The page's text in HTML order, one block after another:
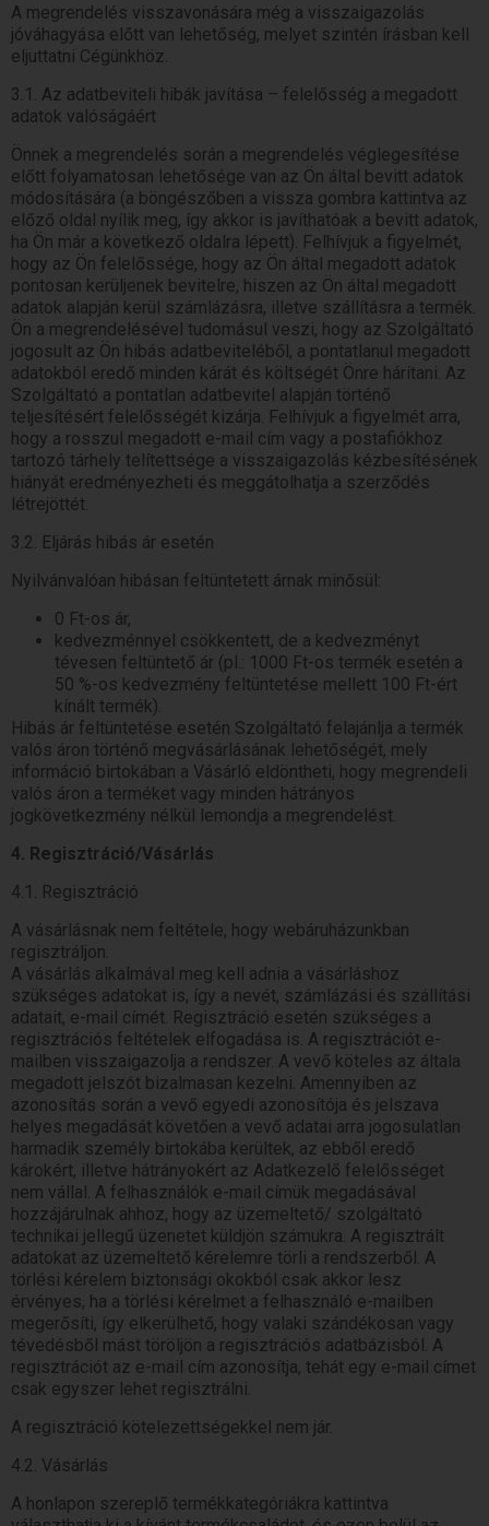
A megrendelés visszavonására még a visszaigazolás
jóváhagyása előtt van lehetőség, melyet szintén írásban kell
eljuttatni Cégünkhöz.
3.1. Az adatbeviteli hibák javítása – felelősség a megadott
adatok valóságáért
Önnek a megrendelés során a megrendelés véglegesítése
előtt folyamatosan lehetősége van az Ön által bevitt adatok
módosítására (a böngészőben a vissza gombra kattintva az
előző oldal nyílik meg, így akkor is javíthatóak a bevitt adatok,
ha Ön már a következő oldalra lépett). Felhívjuk a figyelmét,
hogy az Ön felelőssége, hogy az Ön által megadott adatok
pontosan kerüljenek bevitelre, hiszen az Ön által megadott
adatok alapján kerül számlázásra, illetve szállításra a termék.
Ön a megrendelésével tudomásul veszi, hogy az Szolgáltató
jogosult az Ön hibás adatbeviteléből, a pontatlanul megadott
adatokból eredő minden kárát és költségét Önre hárítani. Az
Szolgáltató a pontatlan adatbevitel alapján történő
teljesítésért felelősségét kizárja. Felhívjuk a figyelmét arra,
hogy a rosszul megadott e-mail cím vagy a postafiókhoz
tartozó tárhely telítettsége a visszaigazolás kézbesítésének
hiányát eredményezheti és meggátolhatja a szerződés
létrejöttét.
3.2. Eljárás hibás ár esetén
Nyilvánvalóan hibásan feltüntetett árnak minősül:
0 Ft-os ár,
kedvezménnyel csökkentett, de a kedvezményt
tévesen feltüntető ár (pl.: 1000 Ft-os termék esetén a
50 %-os kedvezmény feltüntetése mellett 100 Ft-ért
kínált termék).
Hibás ár feltüntetése esetén Szolgáltató felajánlja a termék
valós áron történő megvásárlásának lehetőségét, mely
információ birtokában a Vásárló eldöntheti, hogy megrendeli
valós áron a terméket vagy minden hátrányos
jogkövetkezmény nélkül lemondja a megrendelést.
4. Regisztráció/Vásárlás
4.1. Regisztráció
A vásárlásnak nem feltétele, hogy webáruházunkban
regisztráljon.
A vásárlás alkalmával meg kell adnia a vásárláshoz
szükséges adatokat is, így a nevét, számlázási és szállítási
adatait, e-mail címét. Regisztráció esetén szükséges a
regisztrációs feltételek elfogadása is. A regisztrációt e-
mailben visszaigazolja a rendszer. A vevő köteles az általa
megadott jelszót bizalmasan kezelni. Amennyiben az
azonosítás során a vevő egyedi azonosítója és jelszava
helyes megadását követően a vevő adatai arra jogosulatlan
harmadik személy birtokába kerültek, az ebből eredő
károkért, illetve hátrányokért az Adatkezelő felelősséget
nem vállal. A felhasználók e-mail címük megadásával
hozzájárulnak ahhoz, hogy az üzemeltető/ szolgáltató
technikai jellegű üzenetet küldjön számukra. A regisztrált
adatokat az üzemeltető kérelemre törli a rendszerből. A
törlési kérelem biztonsági okokból csak akkor lesz
érvényes, ha a törlési kérelmet a felhasználó e-mailben
megerősíti, így elkerülhető, hogy valaki szándékosan vagy
tévedésből mást töröljön a regisztrációs adatbázisból. A
regisztrációt az e-mail cím azonosítja, tehát egy e-mail címet
csak egyszer lehet regisztrálni.
A regisztráció kötelezettségekkel nem jár.
4.2. Vásárlás
A honlapon szereplő termékkategóriákra kattintva